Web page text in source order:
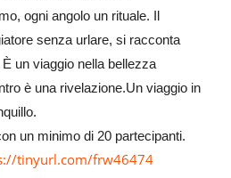
ogni angolo un rituale. Il
senza urlare, si racconta
un viaggio nella bellezza
è una rivelazione.Un viaggio in
un minimo di 20 partecipanti.
tinyurl.com/frw46474